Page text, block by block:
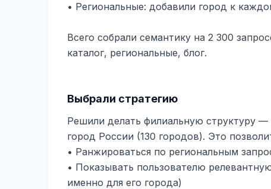
• Региональные: добавили город к
Всего собрали семантику на 2 300
каталог, региональные, блог.
Выбрали стратегию
Решили делать филиальную структуру
город России (130 городов). Это
• Ранжироваться по региональным
• Показывать пользователю
именно для его города)